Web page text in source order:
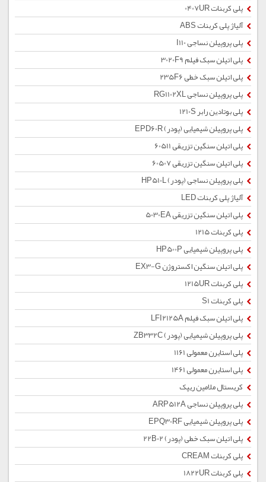
پلی کربنات 0407UR
آلیاژ پلی کربنات ABS
پلی پروپیلن نساجی I110
پلی اتیلن سبک فیلم 3020F9
پلی اتیلن سبک خطی 235F6
پلی پروپیلن نساجی RG1102XL
پلی بوتادین رابر 1210S
پلی پروپیلن شیمیایی (پودر) EPD60R
پلی اتیلن سنگین تزریقی 60511
پلی اتیلن سنگین تزریقی 60507
پلی پروپیلن نساجی (پودر) HP510L
آلیاژ پلی کربنات LED
پلی اتیلن سنگین تزریقی 5030EA
پلی کربنات 1215
پلی پروپیلن شیمیایی HP500P
پلی اتیلن سنگین اکستروژن EX3-G
پلی کربنات 1215UR
پلی کربنات S1
پلی اتیلن سبک فیلم LFI2125A
پلی پروپیلن شیمیایی (پودر) ZB332C
پلی استایرن معمولی 1161
پلی استایرن معمولی 1461
کریستال ملامین ریپک
پلی پروپیلن نساجی ARP512A
پلی پروپیلن شیمیایی EPQ30RF
پلی اتیلن سبک خطی (پودر) 22B02
پلی کربنات CREAM
پلی کربنات 1822UR